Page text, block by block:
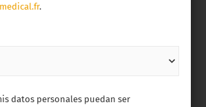
.
datos personales puedan ser